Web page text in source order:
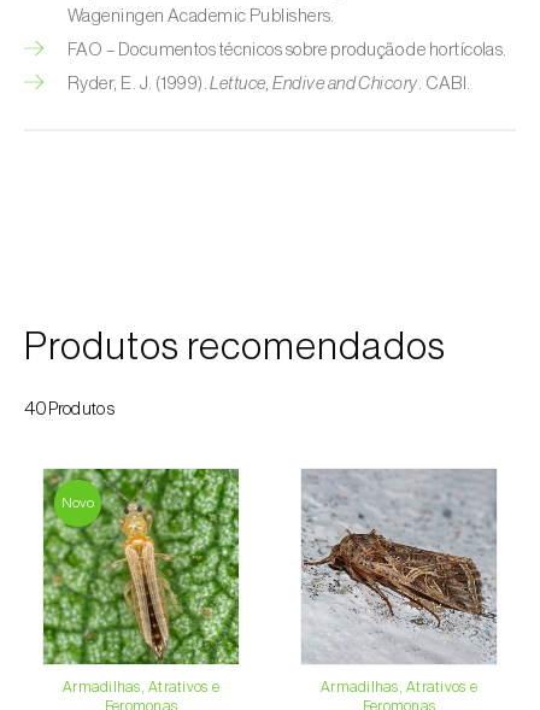
Chicória (Cichorium spp.)
Citrinos (Citrus spp.)
Diospireiro (Diospyros spp.)
Dracena (Dracaena spp.
Endívia (Cichorium intybus)
Ervilha (Pisum sativum
Espargo (Asparagus officinalis)
Wageningen Academic Publishers.
FAO – Documentos técnicos sobre produção de hortícolas.
Ryder, E. J. (1999).Lettuce, Endive and Chicory . CABI.
Produtos recomendados
40Produtos
Novo
Armadilhas, Atrativos e
Armadilhas, Atrativos e